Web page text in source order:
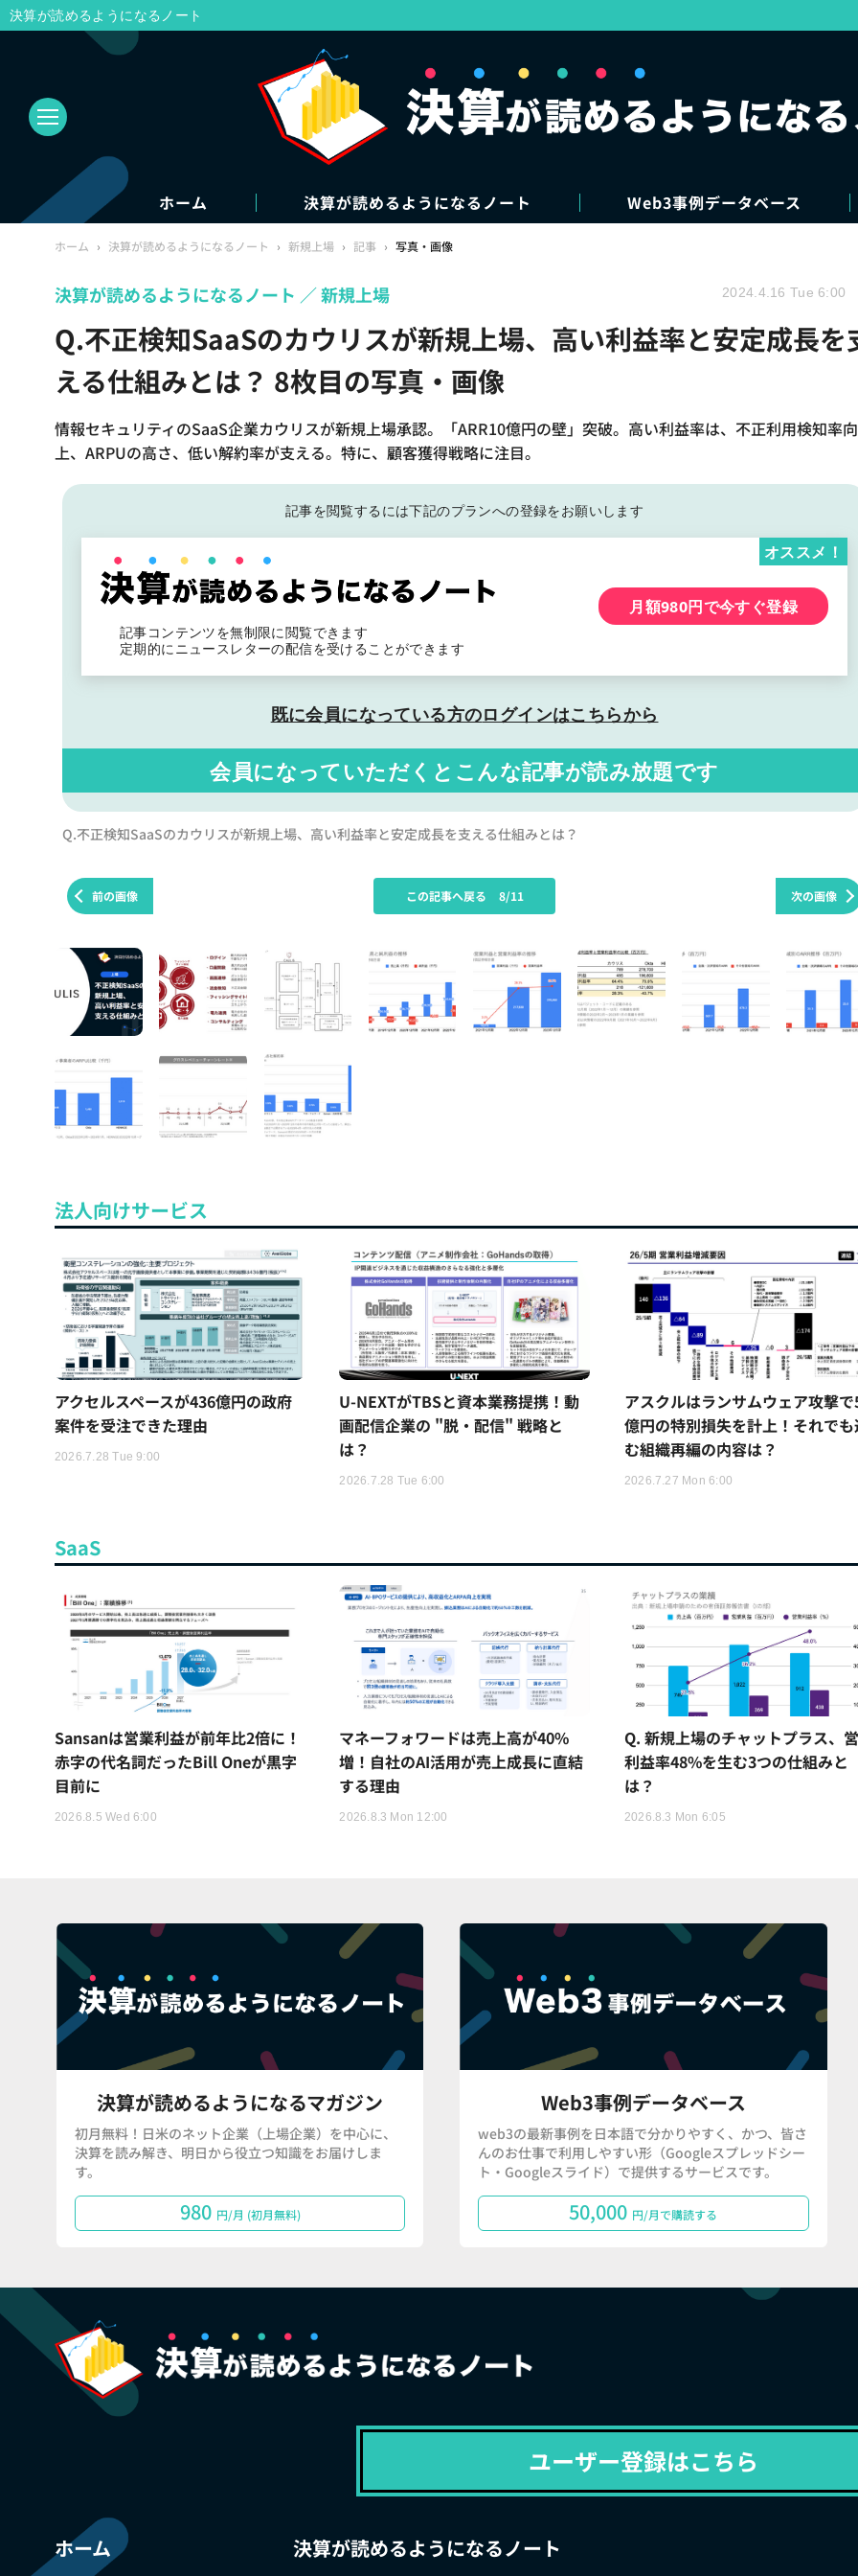
ホーム 決算が読めるようになるノート Web3事例データベース
ホーム › 決算が読めるようになるノート › 新規上場 › 記事 › 写真・画像
Q.不正検知SaaSのカウリスが新規上場、高い利益率と安定成長を
える仕組みとは？ 8枚目の写真・画像
情報セキュリティのSaaS企業カウリスが新規上場承認。「ARR10億円の壁」突破。高い利益率は、不正利用検知率向
上、ARPUの高さ、低い解約率が支える。特に、顧客獲得戦略に注目。
決算が読めるようになるノート 新規上場 2024.4.16 Tue 6:00
記事を閲覧するには下記のプランへの登録をお願いします
記事コンテンツを無制限に閲覧できます
定期的にニュースレターの配信を受けることができます
オススメ！
月額980円で今すぐ登録
既に会員になっている方のログインはこちらから
会員になっていただくと こんな記事が読み放題です
Q.不正検知SaaSのカウリスが新規上場、高い利益率と安定成長を支える仕組みとは？
前の画像 次の画像
この記事へ戻る 8/11
法人向けサービス
アクセルスペースが436億円の政府
案件を受注できた理由
2026.7.28 Tue 9:00
U-NEXTがTBSと資本業務提携！動
画配信企業の "脱・配信" 戦略と
は？
2026.7.28 Tue 6:00
アスクルはランサムウェア攻撃
億円の特別損失を計上！それでも
む組織再編の内容は？
2026.7.27 Mon 6:00
SaaS
Sansanは営業利益が前年比2倍に！
赤字の代名詞だったBill Oneが黒字
目前に
2026.8.5 Wed 6:00
マネーフォワードは売上高が40%
増！自社のAI活用が売上成長に直結
する理由
2026.8.3 Mon 12:00
Q. 新規上場のチャットプラス、
利益率48%を生む3つの仕組みと
は？
2026.8.3 Mon 6:05
決算が読めるようになるマガジン
初月無料！日米のネット企業（上場企業）を中心に、
決算を読み解き、明日から役立つ知識をお届けしま
す。
980 円/月 (初月無料)
Web3事例データベース
web3の最新事例を日本語で分かりやすく、かつ、皆さ
んのお仕事で利用しやすい形（Googleスプレッドシー
ト・Googleスライド）で提供するサービスです。
50,000 円/月で購読する
ユーザー登録はこちら
ホーム 決算が読めるようになるノート
決算が読めるようになるノート